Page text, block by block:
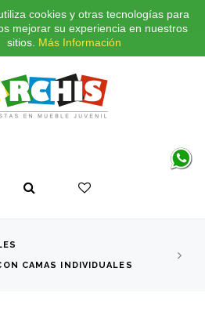
cookies y otras tecnologías para
mejorar su experiencia en nuestros
sitios. Más Información
CONTACTO BLOG
CAMAS INDIVIDUALES